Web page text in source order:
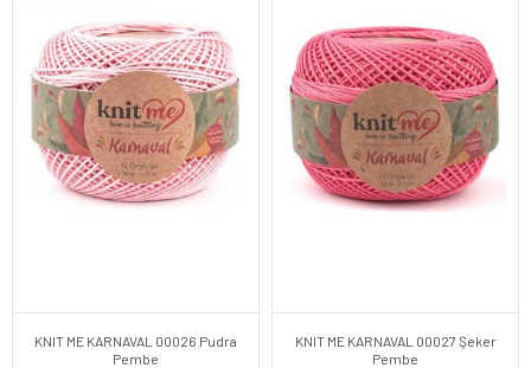
KNIT ME KARNAVAL 00026 Pudra
Pembe
KNIT ME KARNAVAL 00027 Şeker
Pembe